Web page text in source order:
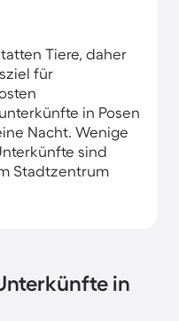
Tiere, daher
für
in Posen
Nacht. Wenige
sind
Stadtzentrum
in